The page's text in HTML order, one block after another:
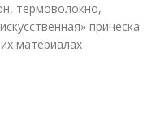
термоволокно,
прическа
материалах